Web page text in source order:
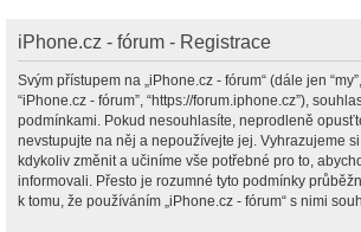
iPhone.cz - fórum - Registrace
Svým přístupem na „iPhone.cz - fórum“ (dále jen “my”,
“iPhone.cz - fórum”, “https://forum.iphone.cz”),
podmínkami. Pokud nesouhlasíte, neprodleně
nevstupujte na něj a nepoužívejte jej. Vyhrazujeme
kdykoliv změnit a učiníme vše potřebné pro to,
informovali. Přesto je rozumné tyto podmínky
k tomu, že používáním „iPhone.cz - fórum“ s nimi